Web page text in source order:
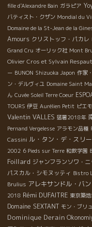
fille d'Alexandre Bain ガラピア
バティスト・クザン Mondial du
Domaine de la St-Jean de la
Amours クリストッフ・パカレ
Grand Cru オーリック社 Mont
Olivier Cros et Sylvain Respaut
ー BUNON Shizuoka Japon 作家
ン・デルヴィユ Domaine Saint
ん Cuvée Soleil Terre Coeur
TOURS 伊豆 Aurélien Petit ピエ
Valentin VALLES 猛暑2018年
Pernand Vergelesse アラモン品種
Cassini ル・タン・デ・スリ
2002 6 Pieds sur Terre 和飲学園
Foillard ジャンフランソワ・ニ
パスカル・シモヌッティ Bistro
Brulius アレキサンドル・バン
2018 Rémi DUFAITRE 東京築
Domaine SEXTANT モン・ブリ
Dominique Derain